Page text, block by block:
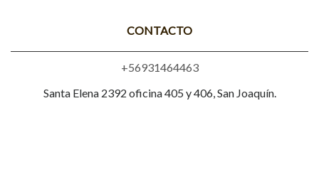
CONTACTO
+56931464463
Santa Elena 2392 oficina 405 y 406, San Joaquín.